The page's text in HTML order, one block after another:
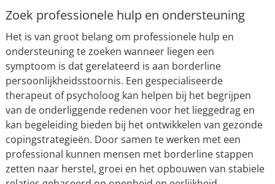
Zoek professionele hulp en ondersteuning
Het is van groot belang om professionele hulp en
ondersteuning te zoeken wanneer liegen een
symptoom is dat gerelateerd is aan borderline
persoonlijkheidsstoornis. Een gespecialiseerde
therapeut of psycholoog kan helpen bij het begrijpen
van de onderliggende redenen voor het lieggedrag en
kan begeleiding bieden bij het ontwikkelen van gezonde
copingstrategieën. Door samen te werken met een
professional kunnen mensen met borderline stappen
zetten naar herstel, groei en het opbouwen van stabiele